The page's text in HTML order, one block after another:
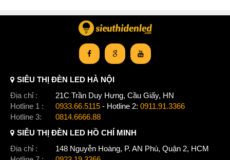
SIÊU THỊ ĐÈN LED HÀ NỘI
Địa chỉ :
21C Trần Duy Hưng, Cầu Giấy, HN
Hotline 1 :
0933.66.5115 - Hotline 2: 0911.91.3366
Hotline 3:
0814.6666.88
SIÊU THỊ ĐÈN LED HỒ CHÍ MINH
Địa chỉ :
148 Nguyễn Hoàng, P. AN Phú, Quận 2, HCM